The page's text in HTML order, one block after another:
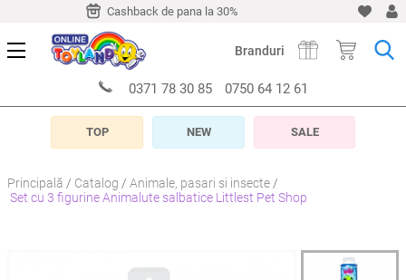
Cashback de pana la 30% Livrare timp de 5-10
Branduri
0371 78 30 85 0750 64 12 61
TOP NEW SALE
Principală Catalog
Animale, pasari si insecte
Set cu 3 figurine Animalute salbatice Littlest Pet Shop